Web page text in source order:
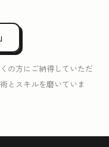
の方にご納得していただ
とスキルを磨いていま